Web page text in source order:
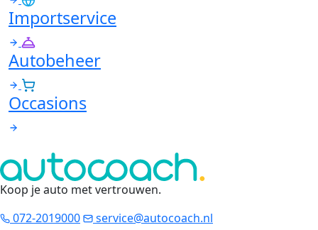
Importservice
Autobeheer
Occasions
Koop je auto met vertrouwen.
072-2019000
service@autocoach.nl